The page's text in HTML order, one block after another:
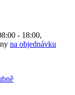
- 18:00,
na objednávku